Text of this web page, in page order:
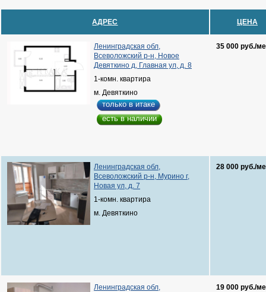
АДРЕС ЦЕНА
Ленинградская обл,
Всеволожский р-н, Новое
Девяткино д, Главная ул, д. 8
1-комн. квартира
м. Девяткино
только в итаке
есть в наличии
35 000 руб./
Ленинградская обл,
Всеволожский р-н, Мурино г,
Новая ул, д. 7
1-комн. квартира
м. Девяткино
28 000 руб./
Ленинградская обл,
19 000 руб./